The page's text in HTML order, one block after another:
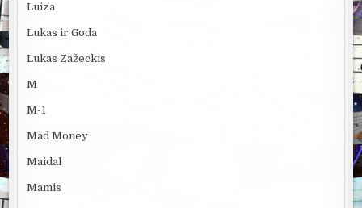
Luiza
Lukas ir Goda
Lukas Zažeckis
M
M-1
Mad Money
Maidal
Mamis